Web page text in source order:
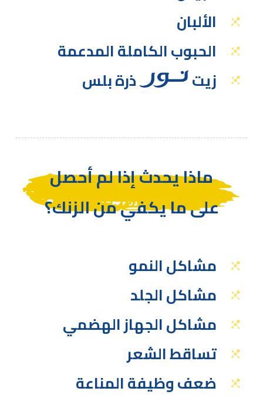
الألبان
الحبوب الكاملة المدعمة
زيت
ذرة بلس
ماذا يحدث إذا لم أحصل
على ما يكفي من الزنك؟
مشاكل النمو
مشاكل الجلد
مشاكل الجهاز الهضمي
تساقط الشعر
ضعف وظيفة المناعة